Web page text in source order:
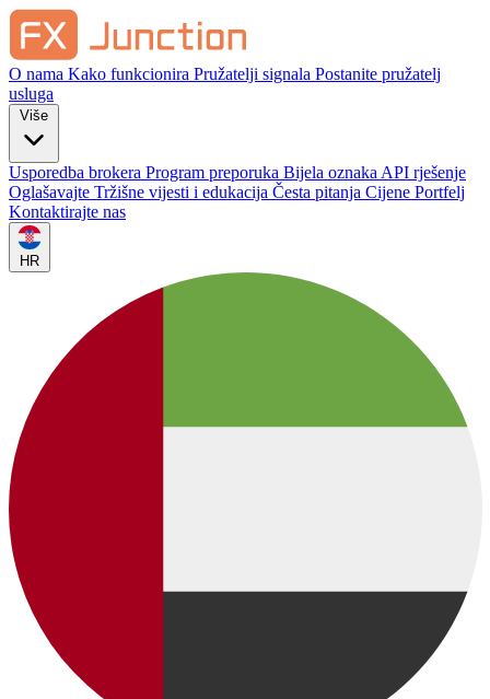
O nama Kako funkcionira Pružatelji signala Postanite pružatelj
usluga
Usporedba brokera Program preporuka Bijela oznaka API rješenje
Oglašavajte Tržišne vijesti i edukacija Česta pitanja Cijene Portfelj
Kontaktirajte nas
HR